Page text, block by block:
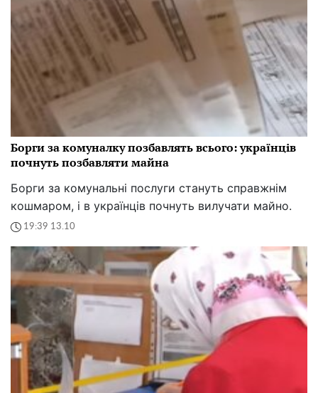
Борги за комуналку позбавлять всього: українців
почнуть позбавляти майна
Борги за комунальні послуги стануть справжнім
кошмаром, і в українців почнуть вилучати майно.
19:39 13.10